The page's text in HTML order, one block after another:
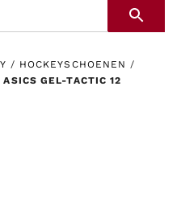
/ HOCKEYSCHOENEN /
ASICS GEL-TACTIC 12